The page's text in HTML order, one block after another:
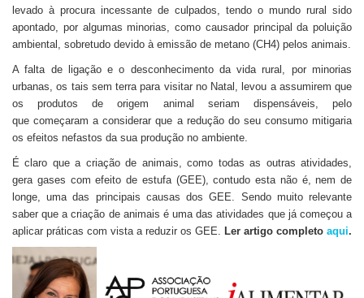
levado à procura incessante de culpados, tendo o mundo rural sido
apontado, por algumas minorias, como causador principal da poluição
ambiental, sobretudo devido à emissão de metano (CH4) pelos animais.
A falta de ligação e o desconhecimento da vida rural, por minorias
urbanas, os tais sem terra para visitar no Natal, levou a assumirem que
os produtos de origem animal seriam dispensáveis, pelo
que começaram a considerar que a redução do seu consumo mitigaria
os efeitos nefastos da sua produção no ambiente.
É claro que a criação de animais, como todas as outras atividades,
gera gases com efeito de estufa (GEE), contudo esta não é, nem de
longe, uma das principais causas dos GEE. Sendo muito relevante
saber que a criação de animais é uma das atividades que já começou a
aplicar práticas com vista a reduzir os GEE. Ler artigo completo aqui.